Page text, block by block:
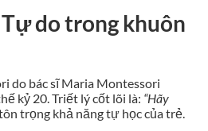
do trong khuôn
do bác sĩ Maria Montessori
kỷ 20. Triết lý cốt lõi là: “Hãy
trọng khả năng tự học của trẻ.